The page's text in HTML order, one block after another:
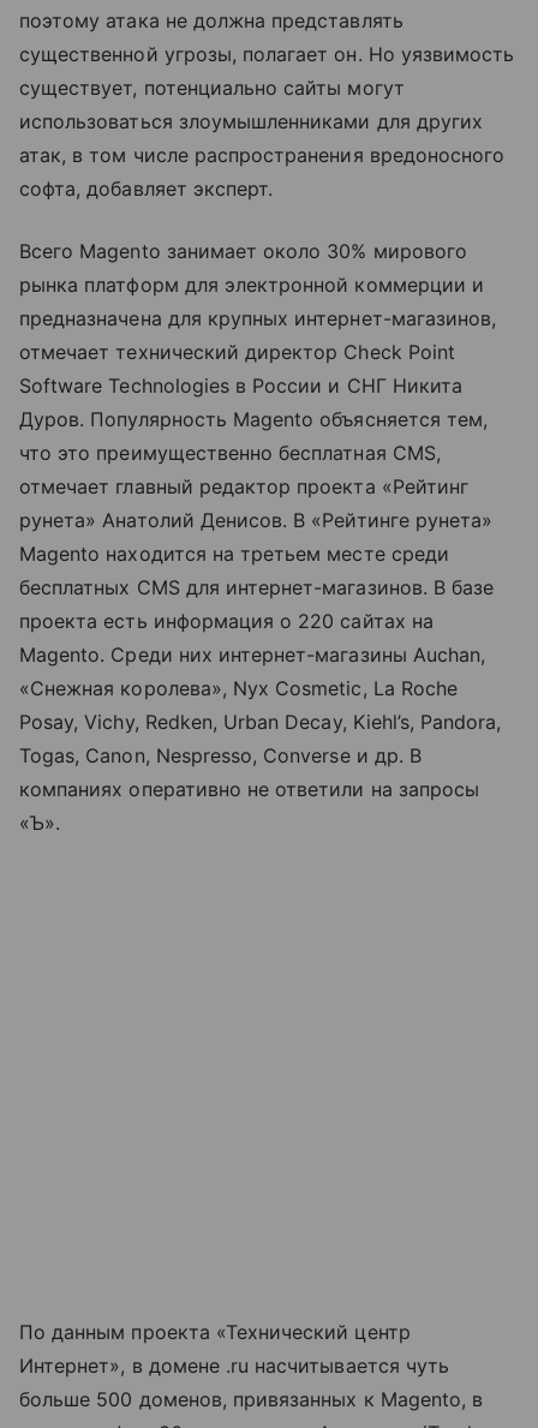
поэтому атака не должна представлять
существенной угрозы, полагает он. Но уязвимость
существует, потенциально сайты могут
использоваться злоумышленниками для других
атак, в том числе распространения вредоносного
софта, добавляет эксперт.
Всего Magento занимает около 30% мирового
рынка платформ для электронной коммерции и
предназначена для крупных интернет-магазинов,
отмечает технический директор Check Point
Software Technologies в России и СНГ Никита
Дуров. Популярность Magento объясняется тем,
что это преимущественно бесплатная CMS,
отмечает главный редактор проекта «Рейтинг
рунета» Анатолий Денисов. В «Рейтинге рунета»
Magento находится на третьем месте среди
бесплатных CMS для интернет-магазинов. В базе
проекта есть информация о 220 сайтах на
Magento. Среди них интернет-магазины Auchan,
«Снежная королева», Nyx Cosmetic, La Roche
Posay, Vichy, Redken, Urban Decay, Kiehl’s, Pandora,
Togas, Canon, Nespresso, Converse и др. В
компаниях оперативно не ответили на запросы
«Ъ».
По данным проекта «Технический центр
Интернет», в домене .ru насчитывается чуть
больше 500 доменов, привязанных к Magento, в